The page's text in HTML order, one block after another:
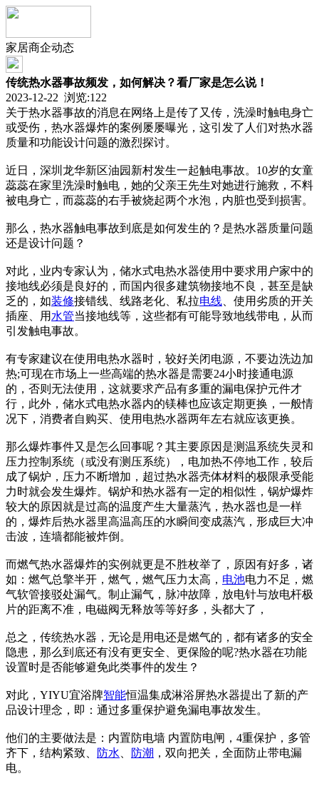
家居商企动态
传统热水器事故频发，如何解决？看厂家是怎么说！
2023-12-22 浏览:122
关于热水器事故的消息在网络上是传了又传，洗澡时触电身亡
或受伤，热水器爆炸的案例屡屡曝光，这引发了人们对热水器
质量和功能设计问题的激烈探讨。
近日，深圳龙华新区油园新村发生一起触电事故。10岁的女童
蕊蕊在家里洗澡时触电，她的父亲王先生对她进行施救，不料
被电身亡，而蕊蕊的右手被烧起两个水泡，内脏也受到损害。
那么，热水器触电事故到底是如何发生的？是热水器质量问题
还是设计问题？
对此，业内专家认为，储水式电热水器使用中要求用户家中的
接地线必须是良好的，而国内很多建筑物接地不良，甚至是缺
乏的，如装修接错线、线路老化、私拉电线 、使用劣质的开关
插座、用 水管当接地线等，这些都有可能导致地线带电，从而
引发触电事故。
有专家建议在使用电热水器时，较好关闭电源，不要边洗边加
热;可现在市场上一些高端的热水器是需要24小时接通电源
的，否则无法使用，这就要求产品有多重的漏电保护元件才
行，此外，储水式电热水器内的镁棒也应该定期更换，一般情
况下，消费者自购买、使用电热水器两年左右就应该更换。
那么爆炸事件又是怎么回事呢？其主要原因是测温系统失灵和
压力控制系统（或没有测压系统），电加热不停地工作，较后
成了锅炉，压力不断增加，超过热水器壳体材料的极限承受能
力时就会发生爆炸。锅炉和热水器有一定的相似性，锅炉爆炸
较大的原因就是过高的温度产生大量蒸汽，热水器也是一样
的，爆炸后热水器里高温高压的水瞬间变成蒸汽，形成巨大冲
击波，连墙都能被炸倒。
而燃气热水器爆炸的实例就更是不胜枚举了，原因有好多，诸
如：燃气总擎半开，燃气，燃气压力太高， 电池电力不足，燃
气软管接驳处漏气。制止漏气，脉冲故障，放电针与放电杆极
片的距离不准，电磁阀无释放等等好多，头都大了，
总之，传统热水器，无论是用电还是燃气的，都有诸多的安全
隐患，那么到底还有没有更安全、更保险的呢?热水器在功能
设置时是否能够避免此类事件的发生？
对此，YIYU宜浴牌智能恒温集成淋浴屏热水器提出了新的产
品设计理念，即：通过多重保护避免漏电事故发生。
他们的主要做法是：内置防电墙 内置防电闸，4重保护，多管
齐下，结构紧致、
防水 防潮 ，双向把关，全面防止带电漏
电。